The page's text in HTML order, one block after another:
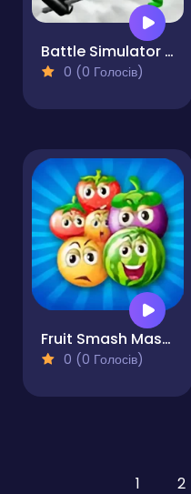
Battle Simulator Stickman Zombie
0 (0 Голосів)
Fruit Smash Master
0 (0 Голосів)
1 2